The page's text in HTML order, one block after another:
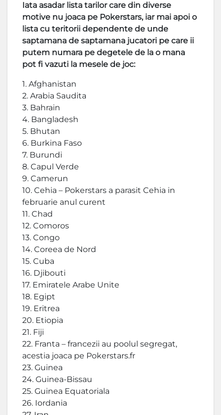
Iata asadar lista tarilor care din diverse
motive nu joaca pe Pokerstars, iar mai apoi o
lista cu teritorii dependente de unde
saptamana de saptamana jucatori pe care ii
putem numara pe degetele de la o mana
pot fi vazuti la mesele de joc:
1. Afghanistan
2. Arabia Saudita
3. Bahrain
4. Bangladesh
5. Bhutan
6. Burkina Faso
7. Burundi
8. Capul Verde
9. Camerun
10. Cehia – Pokerstars a parasit Cehia in
februarie anul curent
11. Chad
12. Comoros
13. Congo
14. Coreea de Nord
15. Cuba
16. Djibouti
17. Emiratele Arabe Unite
18. Egipt
19. Eritrea
20. Etiopia
21. Fiji
22. Franta – francezii au poolul segregat,
acestia joaca pe Pokerstars.fr
23. Guinea
24. Guinea-Bissau
25. Guinea Equatoriala
26. Iordania